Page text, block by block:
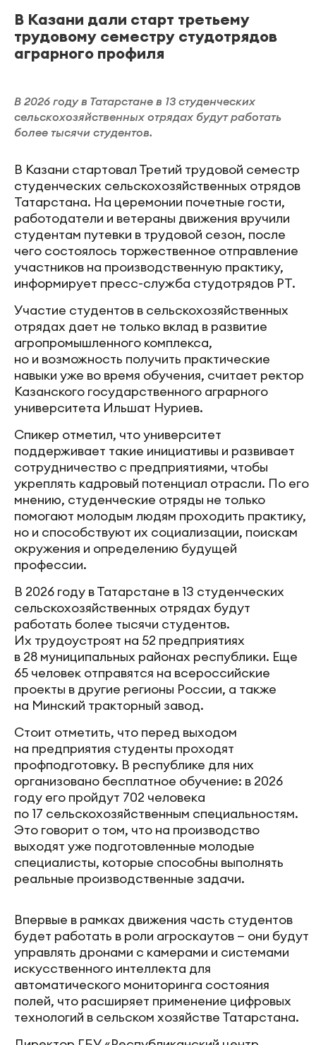
В Казани дали старт третьему
трудовому семестру студотрядов
аграрного профиля
В 2026 году в Татарстане в 13 студенческих
сельскохозяйственных отрядах будут работать
более тысячи студентов.
В Казани стартовал Третий трудовой семестр
студенческих сельскохозяйственных отрядов
Татарстана. На церемонии почетные гости,
работодатели и ветераны движения вручили
студентам путевки в трудовой сезон, после
чего состоялось торжественное отправление
участников на производственную практику,
информирует пресс-служба студотрядов РТ.
Участие студентов в сельскохозяйственных
отрядах дает не только вклад в развитие
агропромышленного комплекса,
но и возможность получить практические
навыки уже во время обучения, считает ректор
Казанского государственного аграрного
университета Ильшат Нуриев.
Спикер отметил, что университет
поддерживает такие инициативы и развивает
сотрудничество с предприятиями, чтобы
укреплять кадровый потенциал отрасли. По его
мнению, студенческие отряды не только
помогают молодым людям проходить практику,
но и способствуют их социализации, поискам
окружения и определению будущей
профессии.
В 2026 году в Татарстане в 13 студенческих
сельскохозяйственных отрядах будут
работать более тысячи студентов.
Их трудоустроят на 52 предприятиях
в 28 муниципальных районах республики. Еще
65 человек отправятся на всероссийские
проекты в другие регионы России, а также
на Минский тракторный завод.
Стоит отметить, что перед выходом
на предприятия студенты проходят
профподготовку. В республике для них
организовано бесплатное обучение: в 2026
году его пройдут 702 человека
по 17 сельскохозяйственным специальностям.
Это говорит о том, что на производство
выходят уже подготовленные молодые
специалисты, которые способны выполнять
реальные производственные задачи.
Впервые в рамках движения часть студентов
будет работать в роли агроскаутов — они будут
управлять дронами с камерами и системами
искусственного интеллекта для
автоматического мониторинга состояния
полей, что расширяет применение цифровых
технологий в сельском хозяйстве Татарстана.